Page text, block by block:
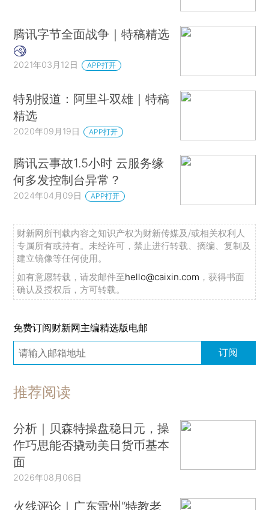
腾讯字节全面战争｜特稿精选
2021年03月12日 APP打开
特别报道：阿里斗双雄｜特稿
精选
2020年09月19日 APP打开
腾讯云事故1.5小时 云服务缘
何多发控制台异常？
2024年04月09日 APP打开
财新网所刊载内容之知识产权为财新传媒及/或相关权利人
专属所有或持有。未经许可，禁止进行转载、摘编、复制及
建立镜像等任何使用。
如有意愿转载，请发邮件至hello@caixin.com ，获得书面
确认及授权后，方可转载。
免费订阅财新网主编精选版电邮
订阅
推荐阅读
分析｜贝森特操盘稳日元，操
作巧思能否撬动美日货币基本
面
2026年08月06日
火线评论｜广东雷州“特教老